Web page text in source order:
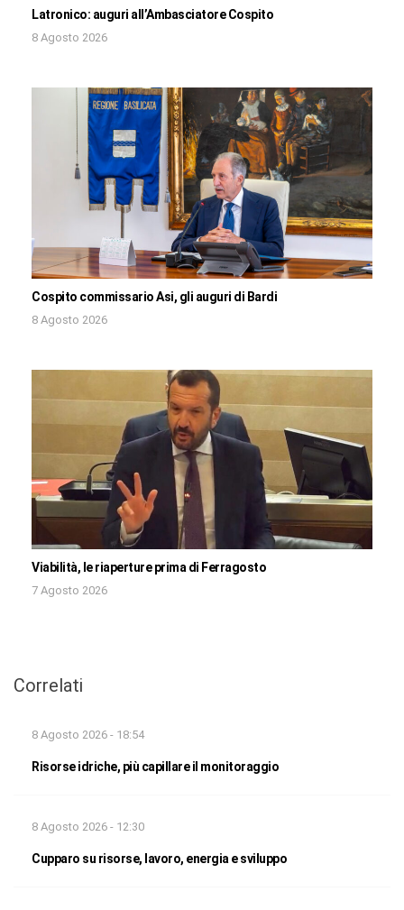
Latronico: auguri all’Ambasciatore Cospito
8 Agosto 2026
Cospito commissario Asi, gli auguri di Bardi
8 Agosto 2026
Viabilità, le riaperture prima di Ferragosto
7 Agosto 2026
Correlati
8 Agosto 2026 - 18:54
Risorse idriche, più capillare il monitoraggio
8 Agosto 2026 - 12:30
Cupparo su risorse, lavoro, energia e sviluppo